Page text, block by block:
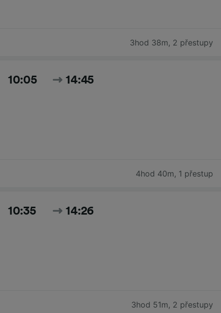
3hod 38m, 2 přestupy
10:05 14:45
4hod 40m, 1 přestup
10:35 14:26
3hod 51m, 2 přestupy